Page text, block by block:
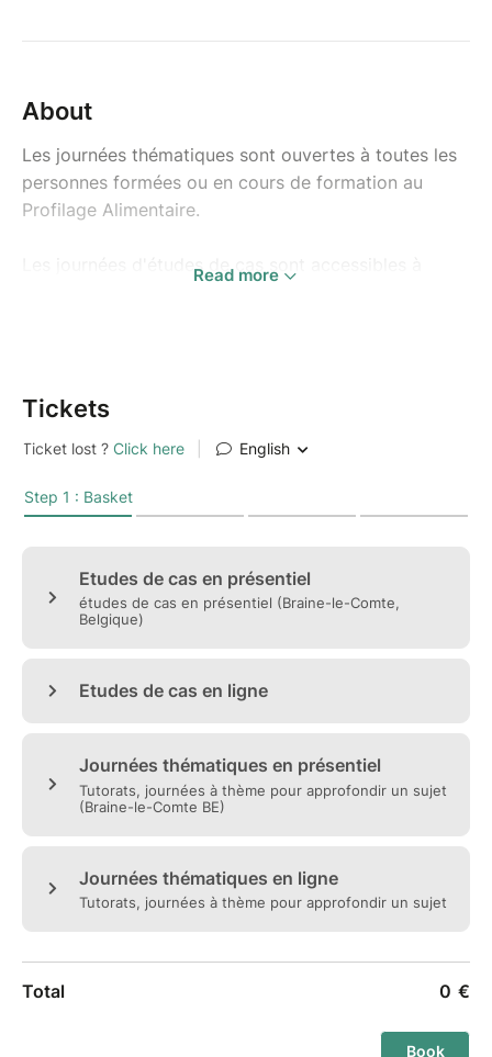
About
Les journées thématiques sont ouvertes à toutes les
personnes formées ou en cours de formation au
Profilage Alimentaire.
Les journées d'études de cas sont accessibles à
En vous inscrivant à une journée d'études de cas,
journée.
Sont nécesaires:
groupe sanguin, ayurveda et Metabolic Typing)
- les totaux des questionnaires Julia Ross
- le questionnaire hormones
- la liste des 10 aliments favoris
Read more
Tickets